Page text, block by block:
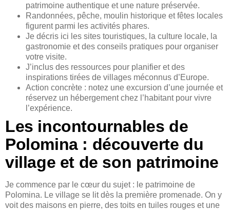
patrimoine authentique et une nature préservée.
Randonnées, pêche, moulin historique et fêtes locales
figurent parmi les activités phares.
Je décris ici les sites touristiques, la culture locale, la
gastronomie et des conseils pratiques pour organiser
votre visite.
J’inclus des ressources pour planifier et des
inspirations tirées de villages méconnus d’Europe.
Action concrète : notez une excursion d’une journée et
réservez un hébergement chez l’habitant pour vivre
l’expérience.
Les incontournables de
Polomina : découverte du
village et de son patrimoine
Je commence par le cœur du sujet : le patrimoine de
Polomina. Le village se lit dès la première promenade. On y
voit des maisons en pierre, des toits en tuiles rouges et une